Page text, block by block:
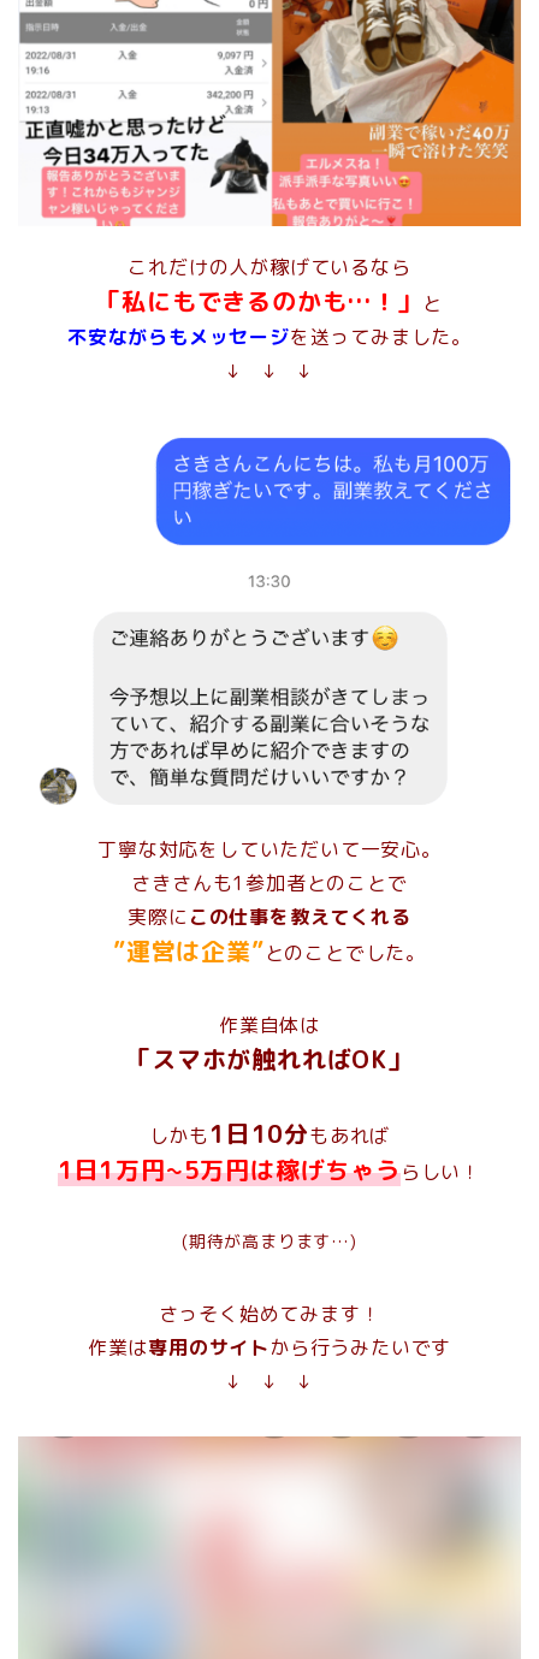
これだけの人が稼げているなら
「私にもできるのかも…！」 と
不安ながらもメッセージを送ってみました。
↓ ↓ ↓
丁寧な対応をしていただいて一安心。
さきさんも1参加者とのことで
実際に この仕事を教えてくれる
”運営は企業”とのことでした。
作業自体は
「スマホが触れればOK」
しかも1日10分もあれば
1日1万円~5万円は稼げちゃうらしい！
(期待が高まります…)
さっそく始めてみます！
作業は専用のサイトから行うみたいです
↓ ↓ ↓